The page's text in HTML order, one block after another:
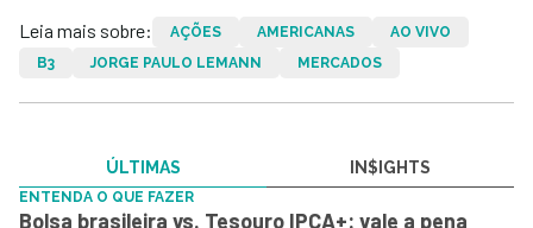
Leia mais sobre: AÇÕES AMERICANAS
AO VIVO
B3
JORGE PAULO LEMANN MERCADOS
ÚLTIMAS IN$IGHTS
ENTENDA O QUE FAZER
Bolsa brasileira vs. Tesouro IPCA+: vale a pena